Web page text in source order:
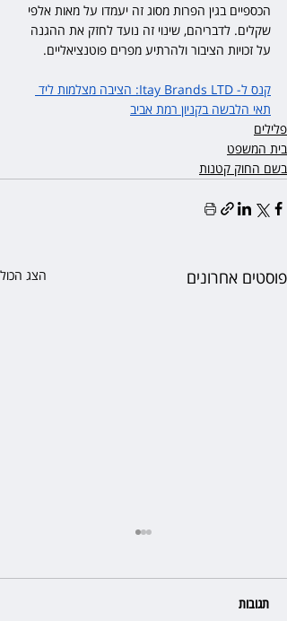
הכספיים בגין הפרות מסוג זה יעמדו על מאות אלפי
שקלים. לדבריהם, שינוי זה נועד לחזק את ההגנה
על זכויות הציבור ולהרתיע מפרים פוטנציאליים.
קנס ל- Itay Brands LTD: הציבה מצלמות ליד
תאי הלבשה בקניון רמת אביב
פלילים
בית המשפט
בשם החוק קטנות
פוסטים אחרונים הצג הכול
תגובות